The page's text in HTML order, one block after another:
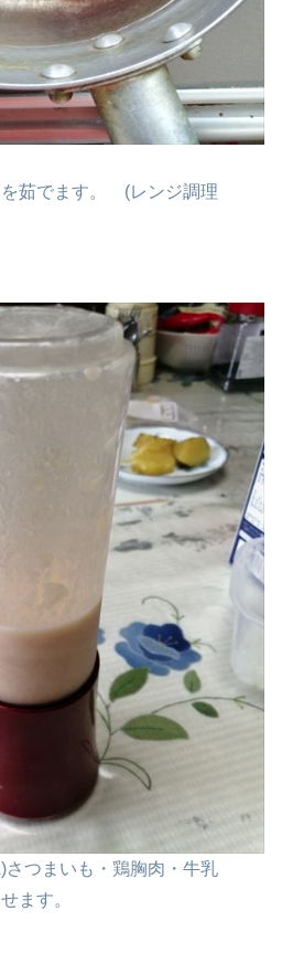
茹でます。
(レンジ調理
つまいも・鶏胸肉・牛乳
ます。